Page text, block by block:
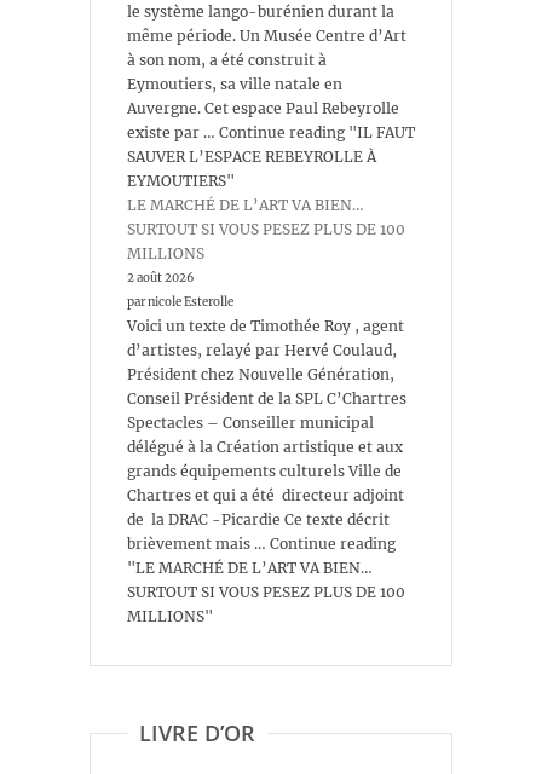
le système lango-burénien durant la
même période. Un Musée Centre d’Art
à son nom, a été construit à
Eymoutiers, sa ville natale en
Auvergne. Cet espace Paul Rebeyrolle
existe par … Continue reading "IL FAUT
SAUVER L’ESPACE REBEYROLLE À
EYMOUTIERS"
LE MARCHÉ DE L’ART VA BIEN…
SURTOUT SI VOUS PESEZ PLUS DE 100
MILLIONS
2 août 2026
par nicole Esterolle
Voici un texte de Timothée Roy , agent
d’artistes, relayé par Hervé Coulaud,
Président chez Nouvelle Génération,
Conseil Président de la SPL C’Chartres
Spectacles – Conseiller municipal
délégué à la Création artistique et aux
grands équipements culturels Ville de
Chartres et qui a été directeur adjoint
de la DRAC -Picardie Ce texte décrit
brièvement mais … Continue reading
"LE MARCHÉ DE L’ART VA BIEN…
SURTOUT SI VOUS PESEZ PLUS DE 100
MILLIONS"
LIVRE D’OR